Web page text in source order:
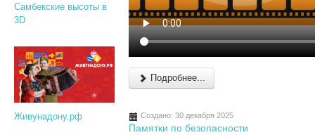
Подробнее...
Создано: 30 декабря 2025
Памятки по безопасности
Самбекские высоты в
3D
Живунадону.рф